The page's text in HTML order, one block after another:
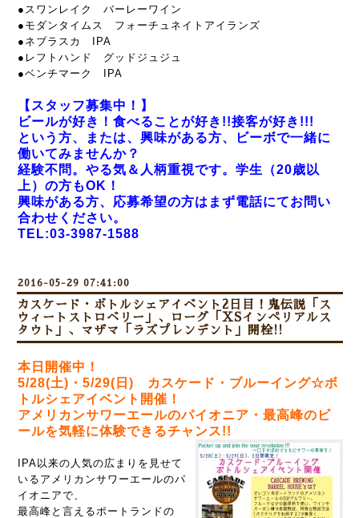
●スワンレイク バーレーワイン
●モダンタイムス フォーチュネイトアイランズ
●ネブラスカ IPA
●レフトハンド グッドジュジュ
●ベンチマーク IPA
【スタッフ募集中！】
ビールが好き！食べることが好き!!接客が好き!!!
という方、または、興味がある方、ビーボで一緒に
働いてみませんか？
経験不問。やる気＆人柄重視です。学生（20歳以
上）の方もOK！
興味がある方、応募希望の方はまず電話にてお問い
合わせください。
TEL:03-3987-1588
2016-05-29 07:41:00
カスケード・ボトルシェアイベント2日目！鬼伝説「ス
ウィートストロベリー」、ローグ「XSインペリアルス
タウト」、マザマ「ラズプレンデント」開栓!!
本日開催中！
5/28(土)・5/29(日)
カスケード・ブルーイング☆ボ
トルシェアイベント開催！
アメリカンサワーエールのパイオニア・最高峰のビ
ールを気軽に体験できるチャンス!!
IPA以来の人気の広まりを見せて
いるアメリカンサワーエールのパ
イオニアで、
最高峰と言えるポートランドの